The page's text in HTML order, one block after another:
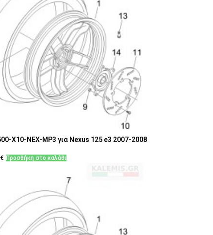
Χ10-NEX-MP3 για Nexus 125 e3 2007-2008
€ Προσθήκη στο καλάθι